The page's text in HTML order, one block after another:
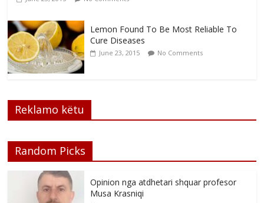
Lemon Found To Be Most Reliable To
Cure Diseases
June 23, 2015 No Comments
Reklamo këtu
Random Picks
Opinion nga atdhetari shquar profesor
Musa Krasniqi